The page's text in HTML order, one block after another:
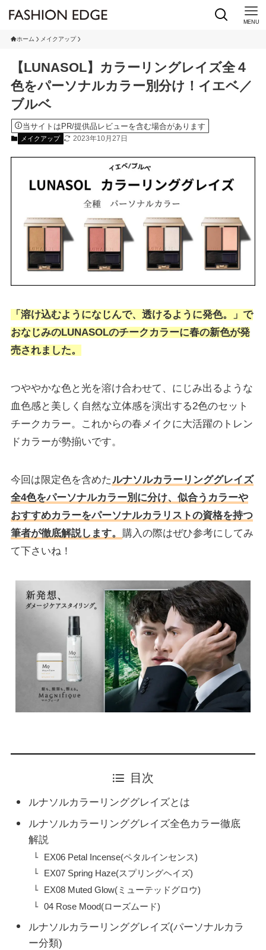
MENU
ホーム メイクアップ
【LUNASOL】カラーリングレイズ全４
色をパーソナルカラー別分け！イエベ／
ブルベ
当サイトはPR/提供品レビューを含む場合があります
メイクアップ 2023年10月27日
「溶け込むようになじんで、透けるように発色。」で
おなじみのLUNASOLのチークカラーに春の新色が発
売されました。
つややかな色と光を溶け合わせて、にじみ出るような
血色感と美しく自然な立体感を演出する2色のセット
チークカラー。これからの春メイクに大活躍のトレン
ドカラーが勢揃いです。
今回は限定色を含めた ルナソルカラーリンググレイズ
全4色をパーソナルカラー別に分け、似合うカラーや
おすすめカラーをパーソナルカラリストの資格を持つ
筆者が徹底解説します。
購入の際はぜひ参考にしてみ
て下さいね！
目次
ルナソルカラーリンググレイズとは
ルナソルカラーリンググレイズ全色カラー徹底
解説
EX06 Petal Incense(ペタルインセンス)
EX07 Spring Haze(スプリングヘイズ)
EX08 Muted Glow(ミューテッドグロウ)
04 Rose Mood(ローズムード)
ルナソルカラーリンググレイズ(パーソナルカラ
ー分類)